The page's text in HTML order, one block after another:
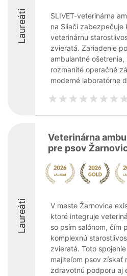
Laureáti
SLIVET-veterinárna
na Sliači zabezpečuje
veterinárnu
zvieratá. Zariadenie
ambulantné ošetrenia,
rozmanité operačné
moderné laboratórne
Laureáti
Veterinárna
pre psov
V meste Žarnovica
ktoré integruje
so psím salónom, čím
komplexnú
zvieratá. Toto
majiteľom psov získať
zdravotnú podporu aj